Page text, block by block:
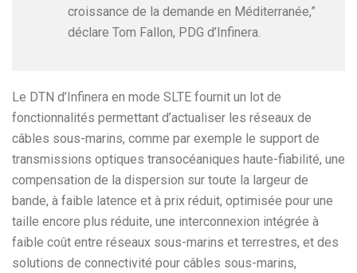
croissance de la demande en Méditerranée,”
déclare Tom Fallon, PDG d’Infinera.
Le DTN d’Infinera en mode SLTE fournit un lot de
fonctionnalités permettant d’actualiser les réseaux de
câbles sous-marins, comme par exemple le support de
transmissions optiques transocéaniques haute-fiabilité, une
compensation de la dispersion sur toute la largeur de
bande, à faible latence et à prix réduit, optimisée pour une
taille encore plus réduite, une interconnexion intégrée à
faible coût entre réseaux sous-marins et terrestres, et des
solutions de connectivité pour câbles sous-marins,